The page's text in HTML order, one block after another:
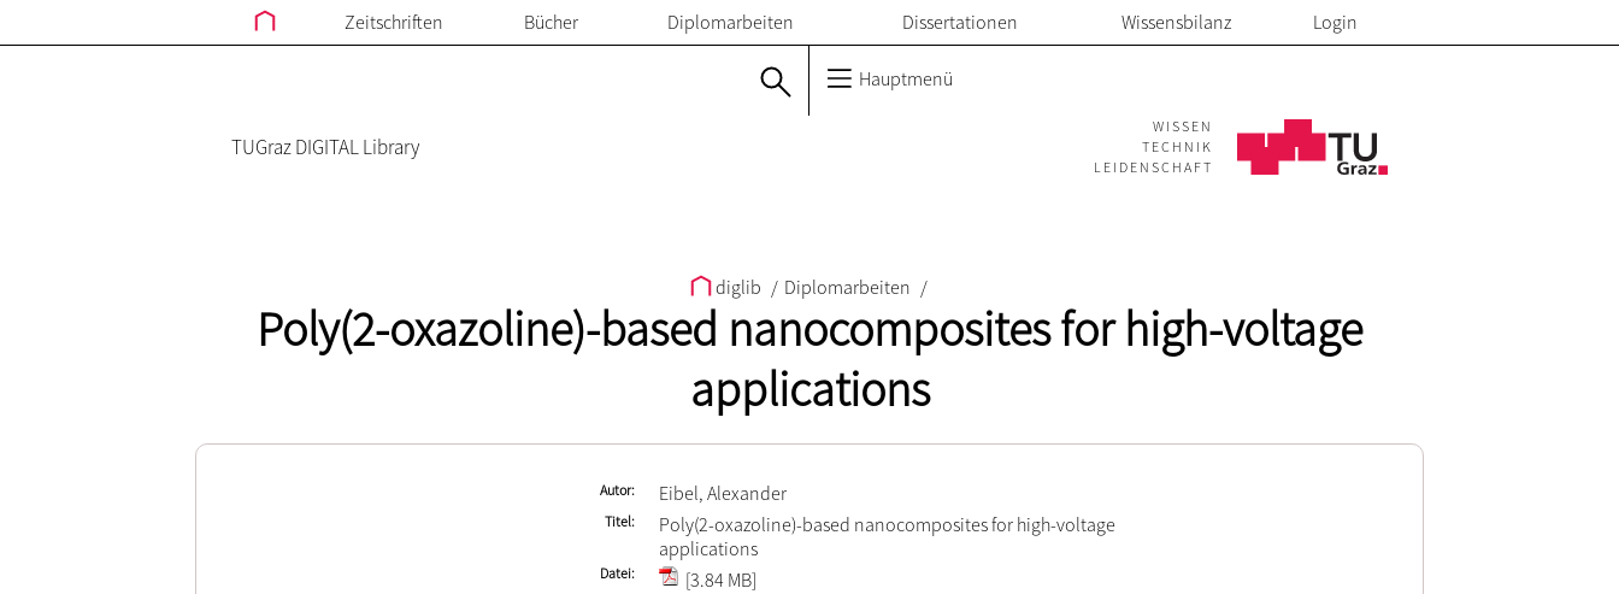
Zeitschriften Bücher Diplomarbeiten Dissertationen Wissensbilanz Login
Hauptmenü
TUGraz DIGITAL Library
WISSEN
TECHNIK
LEIDENSCHAFT
diglib / Diplomarbeiten /
Poly(2-oxazoline)-based nanocomposites for high-voltage
applications
Autor Eibel, Alexander
Titel
Poly(2-oxazoline)-based nanocomposites for high-voltage
applications
Datei [3.84 MB]